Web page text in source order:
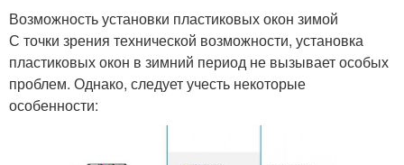
Возможность установки пластиковых окон зимой
С точки зрения технической возможности, установка
пластиковых окон в зимний период не вызывает особых
проблем. Однако, следует учесть некоторые
особенности: